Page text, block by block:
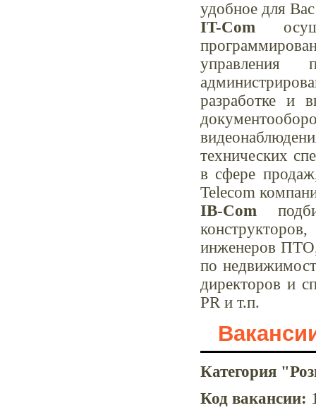
удобное для
IT-Com
управления
разработке и
технических
в сфере
Telecom
IB-Com
инженеров ПТО,
по
директоров и
PR и т.п.
Категория
Код вакансии: